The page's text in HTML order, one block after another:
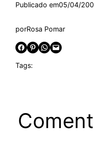
Publicado em05/04/
porRosa Pomar
Share on Facebook Share on Pinterest Share on WhatsApp Email this Page
Tags: